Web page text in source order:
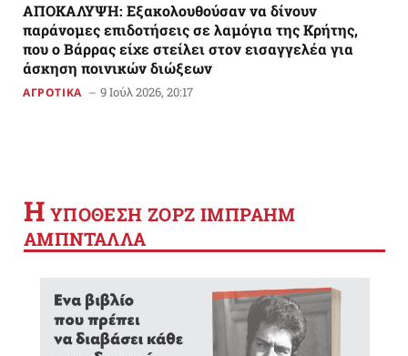
AΠΟΚΑΛΥΨΗ: Εξακολουθούσαν να δίνουν
παράνομες επιδοτήσεις σε λαμόγια της Κρήτης,
που ο Βάρρας είχε στείλει στον εισαγγελέα για
άσκηση ποινικών διώξεων
ΑΓΡΟΤΙΚΑ 9 Ιούλ 2026, 20:17
Η YΠΟΘΕΣΗ ΖΟΡΖ ΙΜΠΡΑΗΜ
ΑΜΠΝΤΑΛΛΑ